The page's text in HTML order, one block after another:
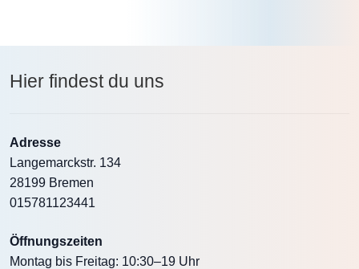
Hier findest du uns
Adresse
Langemarckstr. 134
28199 Bremen
015781123441
Öffnungszeiten
Montag bis Freitag: 10:30–19 Uhr